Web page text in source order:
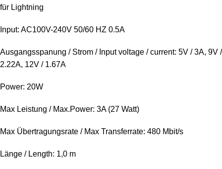
für Lightning
Input: AC100V-240V 50/60 HZ 0.5A
Ausgangsspanung / Strom / Input voltage / current: 5V / 3A, 9V /
2.22A, 12V / 1.67A
Power: 20W
Max Leistung / Max.Power: 3A (27 Watt)
Max Übertragungsrate / Max Transferrate: 480 Mbit/s
Länge / Length: 1,0 m